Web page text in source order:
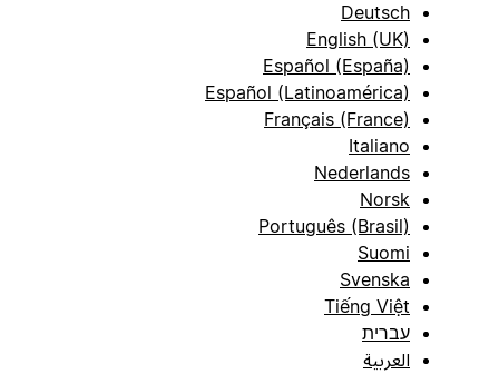
Deutsch
English (UK)
Español (España)
Español (Latinoamérica)
Français (France)
Italiano
Nederlands
Norsk
Português (Brasil)
Suomi
Svenska
Tiếng Việt
עברית
العربية